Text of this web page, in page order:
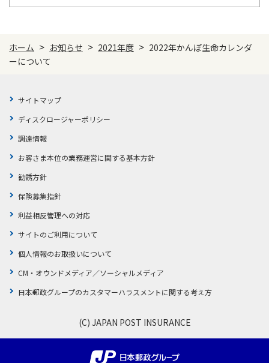
ホーム > お知らせ > 2021年度 > 2022年かんぽ生命カレンダ
ーについて
サイトマップ
ディスクロージャーポリシー
調達情報
お客さま本位の業務運営に関する基本方針
勧誘方針
保険募集指針
利益相反管理への対応
サイトのご利用について
個人情報のお取扱いについて
CM・オウンドメディア／ソーシャルメディア
日本郵政グループのカスタマーハラスメントに関する考え方
(C) JAPAN POST INSURANCE